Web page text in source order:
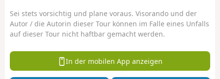
Sei stets vorsichtig und plane voraus. Visorando und der
Autor / die Autorin dieser Tour können im Falle eines Unfalls
auf dieser Tour nicht haftbar gemacht werden.
In der mobilen App anzeigen